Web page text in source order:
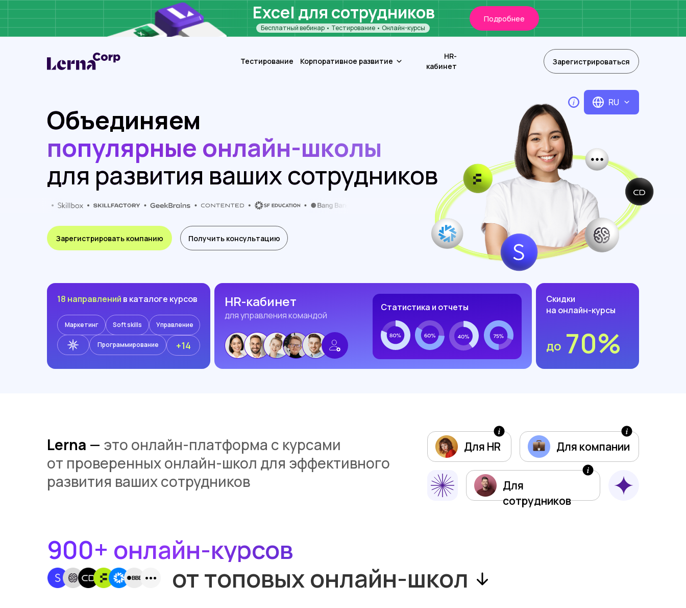
Подробнее
Excel для сотрудников
Бесплатный вебинар • Тестирование • Онлайн-курсы
Зарегистрироваться
HR-
кабинет
Корпоративное развитие
Тестирование
Объединяем
популярные онлайн-школы
для развития ваших сотрудников
Зарегистрировать компанию Получить консультацию
Скидки
на онлайн-курсы
70%
до
18 направлений в каталоге курсов
Маркетинг Soft skills Управление
Программирование +14
RU
HR-кабинет
для управления командой
Статистика и отчеты
Lerna — это онлайн-платформа с курсами
от проверенных онлайн-школ для эффективного
развития ваших сотрудников
Для HR Для компании
Для
сотрудников
900+ онлайн-курсов
от топовых онлайн-школ